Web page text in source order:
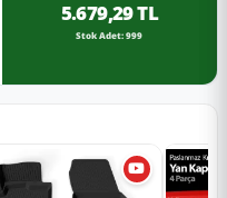
5.679,29 TL
Stok Adet: 999